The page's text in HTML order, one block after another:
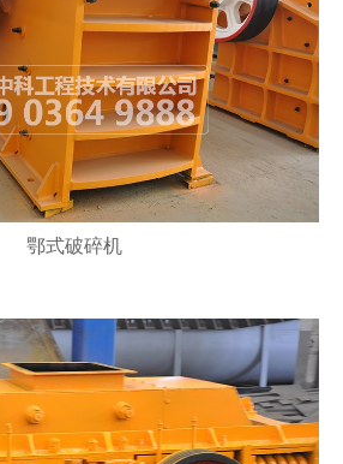
鄂式破碎机